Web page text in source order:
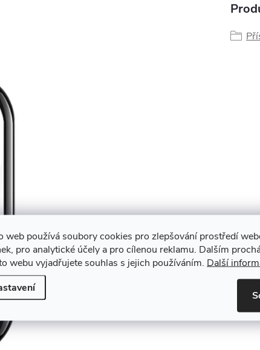
web používá soubory cookies pro zlepšování prostředí
pro analytické účely a pro cílenou reklamu. Dalším
webu vyjadřujete souhlas s jejich používáním. Další